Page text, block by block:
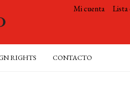
Mi cuenta Lista
RIGHTS CONTACTO